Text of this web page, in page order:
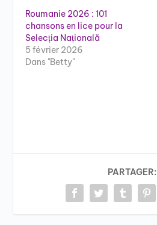
Roumanie 2026 : 101
chansons en lice pour la
Selecția Națională
5 février 2026
Dans "Betty"
PARTAGER: